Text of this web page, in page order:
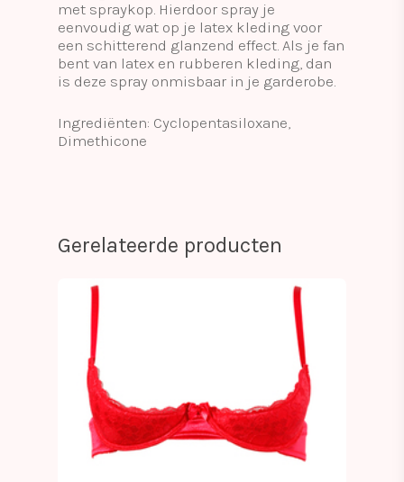
met spraykop. Hierdoor spray je
eenvoudig wat op je latex kleding voor
een schitterend glanzend effect. Als je fan
bent van latex en rubberen kleding, dan
is deze spray onmisbaar in je garderobe.
Ingrediënten: Cyclopentasiloxane,
Dimethicone
Gerelateerde producten